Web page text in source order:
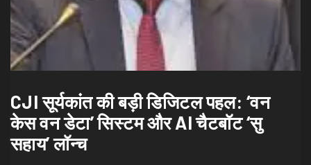
CJI सूर्यकांत की बड़ी डिजिटल पहल: ‘वन
केस वन डेटा’ सिस्टम और AI चैटबॉट ‘सु
सहाय’ लॉन्च